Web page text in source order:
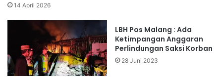
14 April 2026
LBH Pos Malang : Ada
Ketimpangan Anggaran
Perlindungan Saksi Korban
28 Juni 2023